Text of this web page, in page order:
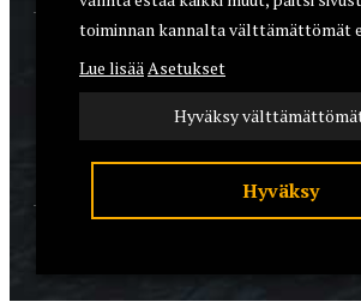
YHTEYSTIEDOT
REKISTERISELOSTE
EVÄSTEET
toiminnan kannalta välttämättömät
Lue lisääAsetukset
Hyväksy
Hyväksy